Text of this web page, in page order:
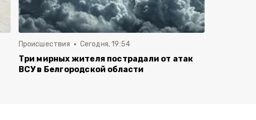
Происшествия Сегодня, 19:54
Три мирных жителя пострадали от атак
ВСУ в Белгородской области